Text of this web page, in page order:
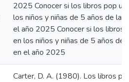
2025 Conocer si los libros pop
los niños y niñas de 5 años de la
el año 2025 Conocer si los libros
en los niños y niñas de 5 años de
en el año 2025
Carter, D. A. (1980). Los libros